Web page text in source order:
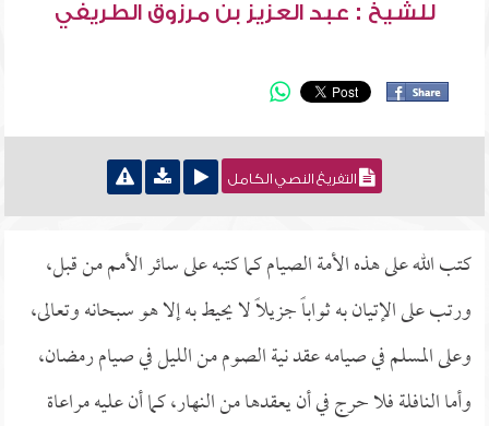
للشيخ : عبد العزيز بن مرزوق الطريفي
التفريغ النصي الكامل
كتب الله على هذه الأمة الصيام كما كتبه على سائر الأمم من قبل،
ورتب على الإتيان به ثواباً جزيلاً لا يحيط به إلا هو سبحانه وتعالى،
وعلى المسلم في صيامه عقد نية الصوم من الليل في صيام رمضان،
وأما النافلة فلا حرج في أن يعقدها من النهار، كما أن عليه مراعاة